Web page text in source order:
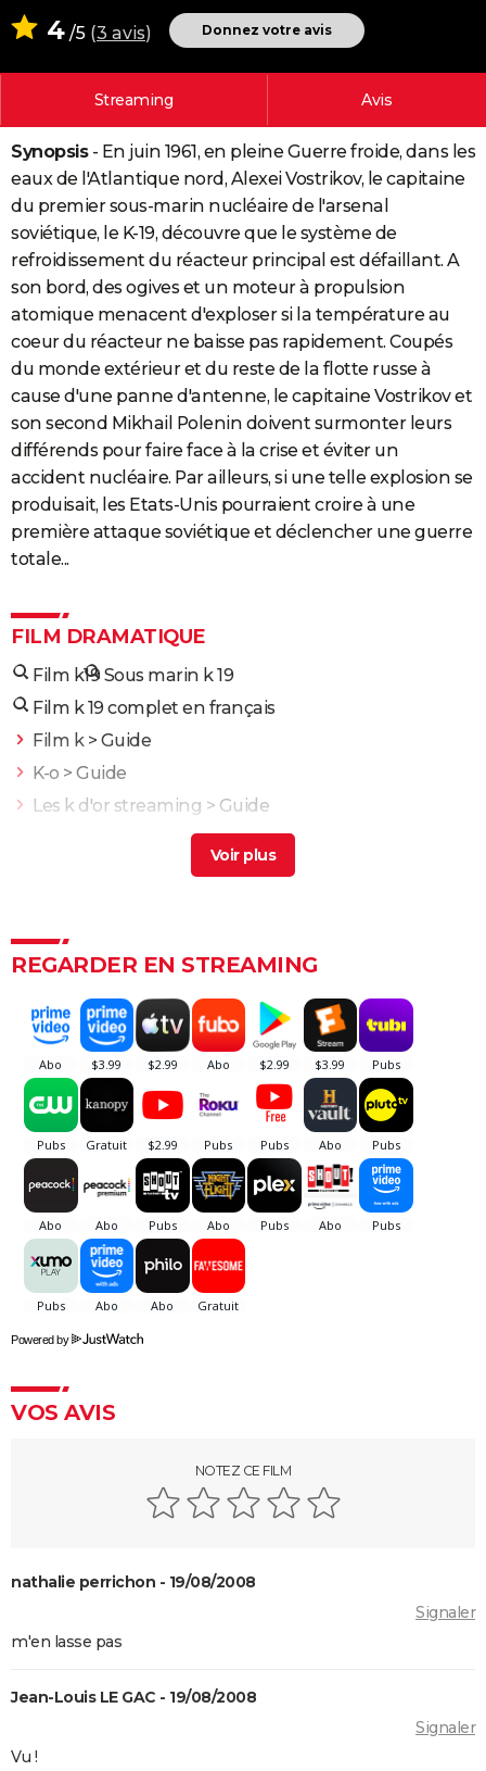
Destinations
City break
Voyage nature
Voyage de noces
Forum
Climat
+
PHOTO
GUIDES D'ACHAT
CARTE DE VOEUX
Carte de Noël
Carte Bonne année
Carte Saint-Valentin
Carte Pâques
Carte d'anniversaire
DICTIONNAIRE
Dictionnaire
Biographies
Citations
Expressions
Proverbes
PROGRAMME TV
COPAINS D'AVANT
S'inscrire
Se connecter
Primaires
Universités
Entreprises
Service militaire
Avis de recherche
AVIS DE DÉCÈS
FORUM
Bricolage
Lifestyle
Culture
Sport
Auto
Television
Voyage
Cinema
4 /5 (3 avis) Donnez votre avis
Streaming Avis
Synopsis- En juin 1961, en pleine Guerre froide, dans les
eaux de l'Atlantique nord, Alexei Vostrikov, le capitaine
du premier sous-marin nucléaire de l'arsenal
soviétique, le K-19, découvre que le système de
refroidissement du réacteur principal est défaillant. A
son bord, des ogives et un moteur à propulsion
atomique menacent d'exploser si la température au
coeur du réacteur ne baisse pas rapidement. Coupés
du monde extérieur et du reste de la flotte russe à
cause d'une panne d'antenne, le capitaine Vostrikov et
son second Mikhail Polenin doivent surmonter leurs
différends pour faire face à la crise et éviter un
accident nucléaire. Par ailleurs, si une telle explosion se
produisait, les Etats-Unis pourraient croire à une
première attaque soviétique et déclencher une guerre
totale...
FILM DRAMATIQUE
Film k19 Sous marin k 19
Film k 19 complet en français
Film k> Guide
K-o > Guide
Les k d'or streaming > Guide
K-19, le piège des profondeurs
> Guide
L'Etranger : que vaut l'adaptation du roman d'Albert
Anatomie d'une chute : Sandra a-t-elle vraiment tué
son mari ? Ce qu'en dit la réalisatrice Justine Triet
Les Evadés : synopsis, histoire vraie, casting,
streaming, avis...
Voyage au bout de l'enfer
Benedetta : le film troublant avec Virginie Efira est-il
inspiré d'une histoire vraie ?
Forrest Gump : une erreur se cache dans le film,
presque personne ne l'a remarquée
Borgo : intrigue, histoire vraie, casting, avis... Les infos
Titanic : "ça a été un cauchemar à tourner", Kate
The Brutalist : la critique est unanime, voici pourquoi
The Father : synopsis, casting, critiques, bande-
Les Passagers de la nuit
"Babylon" : critiques, séances, avis, casting,
REGARDER EN STREAMING
Powered by
VOS AVIS
NOTEZ CE FILM
nathalie perrichon - 19/08/2008
Signaler
m'en lasse pas
Jean-Louis LE GAC - 19/08/2008
Signaler
Vu !